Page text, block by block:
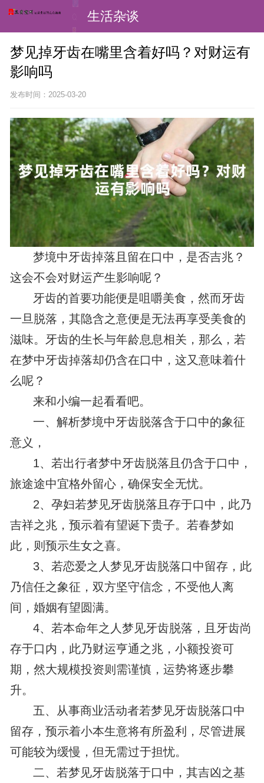
生活杂谈
梦见掉牙齿在嘴里含着好吗？对财运有
影响吗
发布时间：2025-03-20
梦境中牙齿掉落且留在口中，是否吉兆？
这会不会对财运产生影响呢？
牙齿的首要功能便是咀嚼美食，然而牙齿
一旦脱落，其隐含之意便是无法再享受美食的
滋味。牙齿的生长与年龄息息相关，那么，若
在梦中牙齿掉落却仍含在口中，这又意味着什
么呢？
来和小编一起看看吧。
一、解析梦境中牙齿脱落含于口中的象征
意义，
1、若出行者梦中牙齿脱落且仍含于口中，
旅途途中宜格外留心，确保安全无忧。
2、孕妇若梦见牙齿脱落且存于口中，此乃
吉祥之兆，预示着有望诞下贵子。若春梦如
此，则预示生女之喜。
3、若恋爱之人梦见牙齿脱落口中留存，此
乃信任之象征，双方坚守信念，不受他人离
间，婚姻有望圆满。
4、若本命年之人梦见牙齿脱落，且牙齿尚
存于口内，此乃财运亨通之兆，小额投资可
期，然大规模投资则需谨慎，运势将逐步攀
升。
五、从事商业活动者若梦见牙齿脱落口中
留存，预示着小本生意将有所盈利，尽管进展
可能较为缓慢，但无需过于担忧。
二、若梦见牙齿脱落于口中，其吉凶之基